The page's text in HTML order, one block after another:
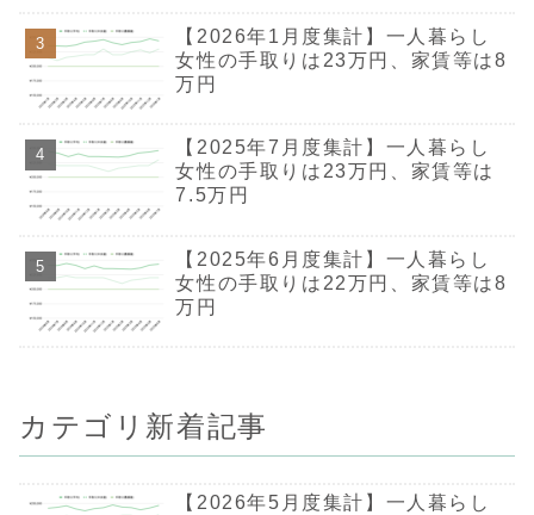
【2026年1月度集計】一人暮らし
女性の手取りは23万円、家賃等は8
万円
【2025年7月度集計】一人暮らし
女性の手取りは23万円、家賃等は
7.5万円
【2025年6月度集計】一人暮らし
女性の手取りは22万円、家賃等は8
万円
カテゴリ新着記事
【2026年5月度集計】一人暮らし